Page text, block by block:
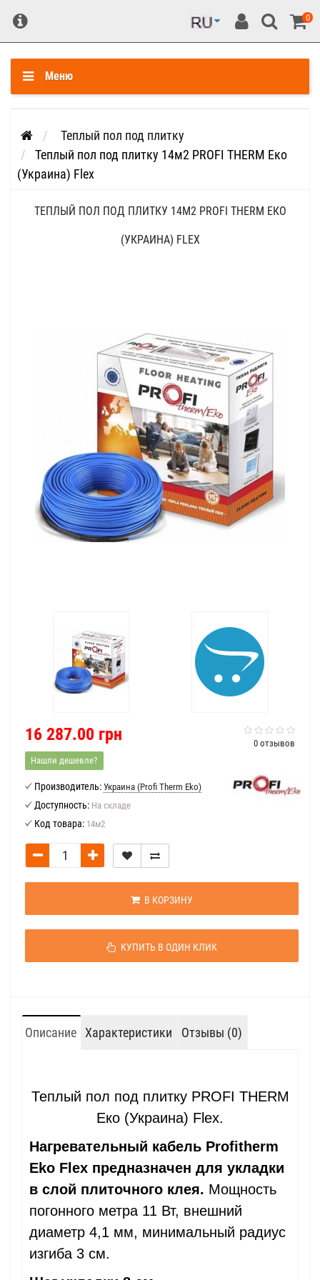
0
Меню
Теплый пол под плитку
Теплый пол под плитку 14м2 PROFI THERM Еко
(Украина) Flex
ТЕПЛЫЙ ПОЛ ПОД ПЛИТКУ 14М2 PROFI THERM ЕКО
(УКРАИНА) FLEX
0 отзывов
16 287.00 грн
Нашли дешевле?
Производитель: Украина (Profi Therm Eko)
Доступность: На складе
Код товара: 14м2
В КОРЗИНУ
КУПИТЬ В ОДИН КЛИК
Описание Характеристики Отзывы (0)
Теплый пол под плитку PROFI THERM
Еко (Украина) Flex.
Нагревательный кабель Profitherm
Eko Flex предназначен для укладки
в слой плиточного клея. Мощность
погонного метра 11 Вт, внешний
диаметр 4,1 мм, минимальный радиус
изгиба 3 см.